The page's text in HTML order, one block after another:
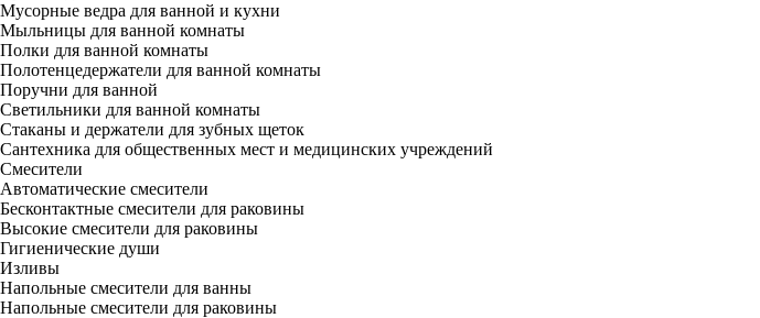
Мусорные ведра для ванной и кухни
Мыльницы для ванной комнаты
Полки для ванной комнаты
Полотенцедержатели для ванной комнаты
Поручни для ванной
Светильники для ванной комнаты
Стаканы и держатели для зубных щеток
Сантехника для общественных мест и медицинских учреждений
Смесители
Автоматические смесители
Бесконтактные смесители для раковины
Высокие смесители для раковины
Гигиенические души
Изливы
Напольные смесители для ванны
Напольные смесители для раковины